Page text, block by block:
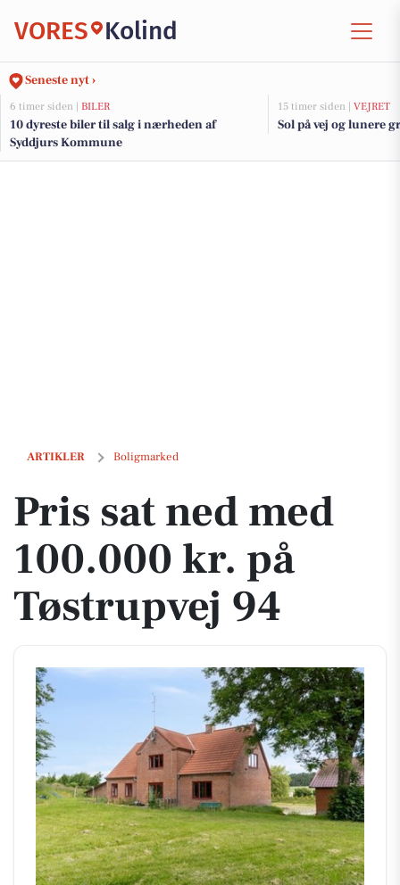
VORES Kolind
Seneste nyt ›
6 timer siden | BILER
10 dyreste biler til salg i nærheden af
Syddjurs Kommune
15 timer siden | VEJRET
Sol på vej og lunere
ARTIKLER Boligmarked
Pris sat ned med 100.000 kr. på Tøstrupvej 94
Pris sat ned med
100.000 kr. på
Tøstrupvej 94